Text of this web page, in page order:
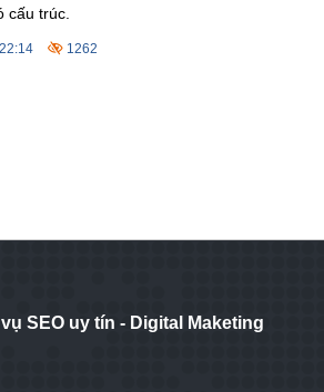
cấu trúc.
1262
SEO uy tín - Digital Maketing